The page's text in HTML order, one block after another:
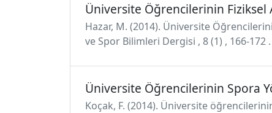
Üniversite Öğrencilerinin Fiziksel
Hazar, M. (2014). Üniversite
ve Spor Bilimleri Dergisi , 8 (1) , 166-
Üniversite Öğrencilerinin Spora
Koçak, F. (2014). Üniversite